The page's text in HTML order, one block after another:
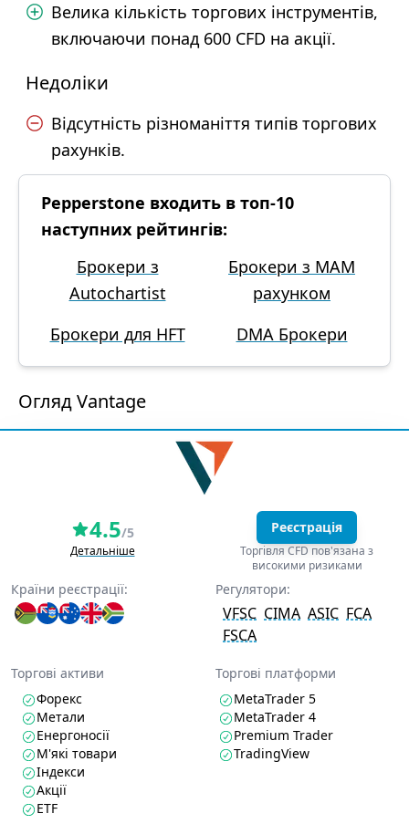
Велика кількість торгових інструментів,
включаючи понад 600 CFD на акції.
Недоліки
Відсутність різноманіття типів торгових
рахунків.
Pepperstone входить в топ-10
наступних рейтингів:
Брокери з
Autochartist
Брокери з MAM
рахунком
Брокери для HFT
DMA Брокери
Огляд Vantage
4.5/5
Детальніше
Реєстрація
Торгівля CFD пов'язана з
високими ризиками
Країни реєстрації: Регулятори:
VFSC CIMA ASIC FCA
FSCA
Торгові активи
Форекс
Метали
Енергоносії
М'які товари
Індекси
Акції
ETF
Торгові платформи
MetaTrader 5
MetaTrader 4
Premium Trader
TradingView